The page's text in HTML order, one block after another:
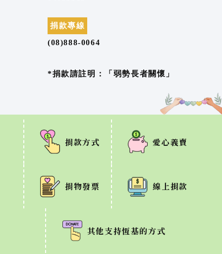
捐款專線
(08)888-0064
*捐款請註明：「弱勢長者關懷」
捐款方式 愛心義賣
捐物發票 線上捐款
其他支持恆基的方式